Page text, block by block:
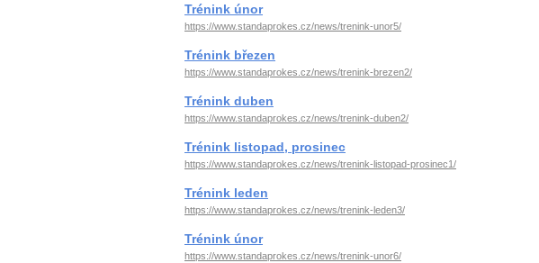
Trénink únor
https://www.standaprokes.cz/news/trenink-unor5/
Trénink březen
https://www.standaprokes.cz/news/trenink-brezen2/
Trénink duben
https://www.standaprokes.cz/news/trenink-duben2/
Trénink listopad, prosinec
https://www.standaprokes.cz/news/trenink-listopad-prosinec1/
Trénink leden
https://www.standaprokes.cz/news/trenink-leden3/
Trénink únor
https://www.standaprokes.cz/news/trenink-unor6/